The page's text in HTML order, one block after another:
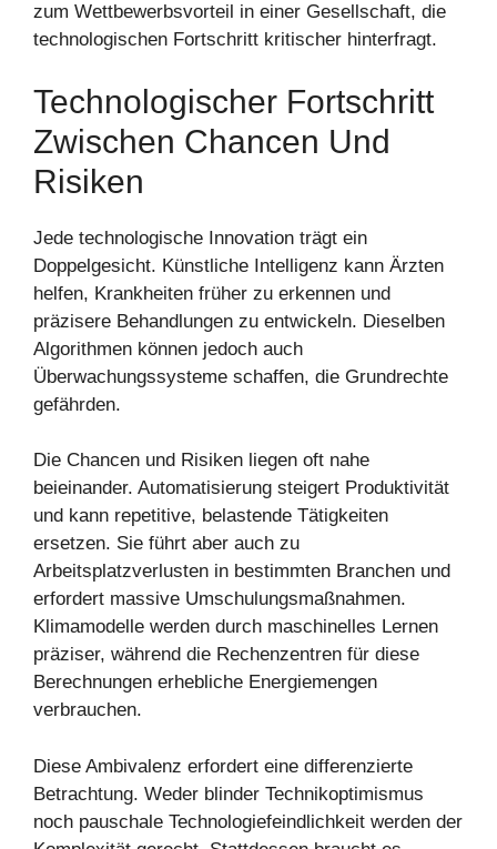
zum Wettbewerbsvorteil in einer Gesellschaft, die
technologischen Fortschritt kritischer hinterfragt.
Technologischer Fortschritt
Zwischen Chancen Und
Risiken
Jede technologische Innovation trägt ein
Doppelgesicht. Künstliche Intelligenz kann Ärzten
helfen, Krankheiten früher zu erkennen und
präzisere Behandlungen zu entwickeln. Dieselben
Algorithmen können jedoch auch
Überwachungssysteme schaffen, die Grundrechte
gefährden.
Die Chancen und Risiken liegen oft nahe
beieinander. Automatisierung steigert Produktivität
und kann repetitive, belastende Tätigkeiten
ersetzen. Sie führt aber auch zu
Arbeitsplatzverlusten in bestimmten Branchen und
erfordert massive Umschulungsmaßnahmen.
Klimamodelle werden durch maschinelles Lernen
präziser, während die Rechenzentren für diese
Berechnungen erhebliche Energiemengen
verbrauchen.
Diese Ambivalenz erfordert eine differenzierte
Betrachtung. Weder blinder Technikoptimismus
noch pauschale Technologiefeindlichkeit werden der